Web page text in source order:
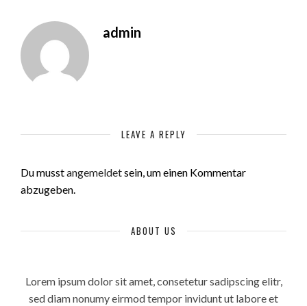
admin
LEAVE A REPLY
Du musstangemeldetsein, um einen Kommentar
abzugeben.
ABOUT US
Lorem ipsum dolor sit amet, consetetur sadipscing elitr,
sed diam nonumy eirmod tempor invidunt ut labore et